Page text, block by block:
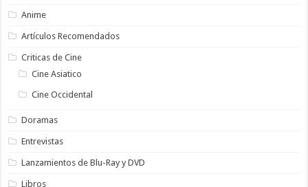
Anime
Artículos Recomendados
Criticas de Cine
Cine Asiatico
Cine Occidental
Doramas
Entrevistas
Lanzamientos de Blu-Ray y DVD
Libros